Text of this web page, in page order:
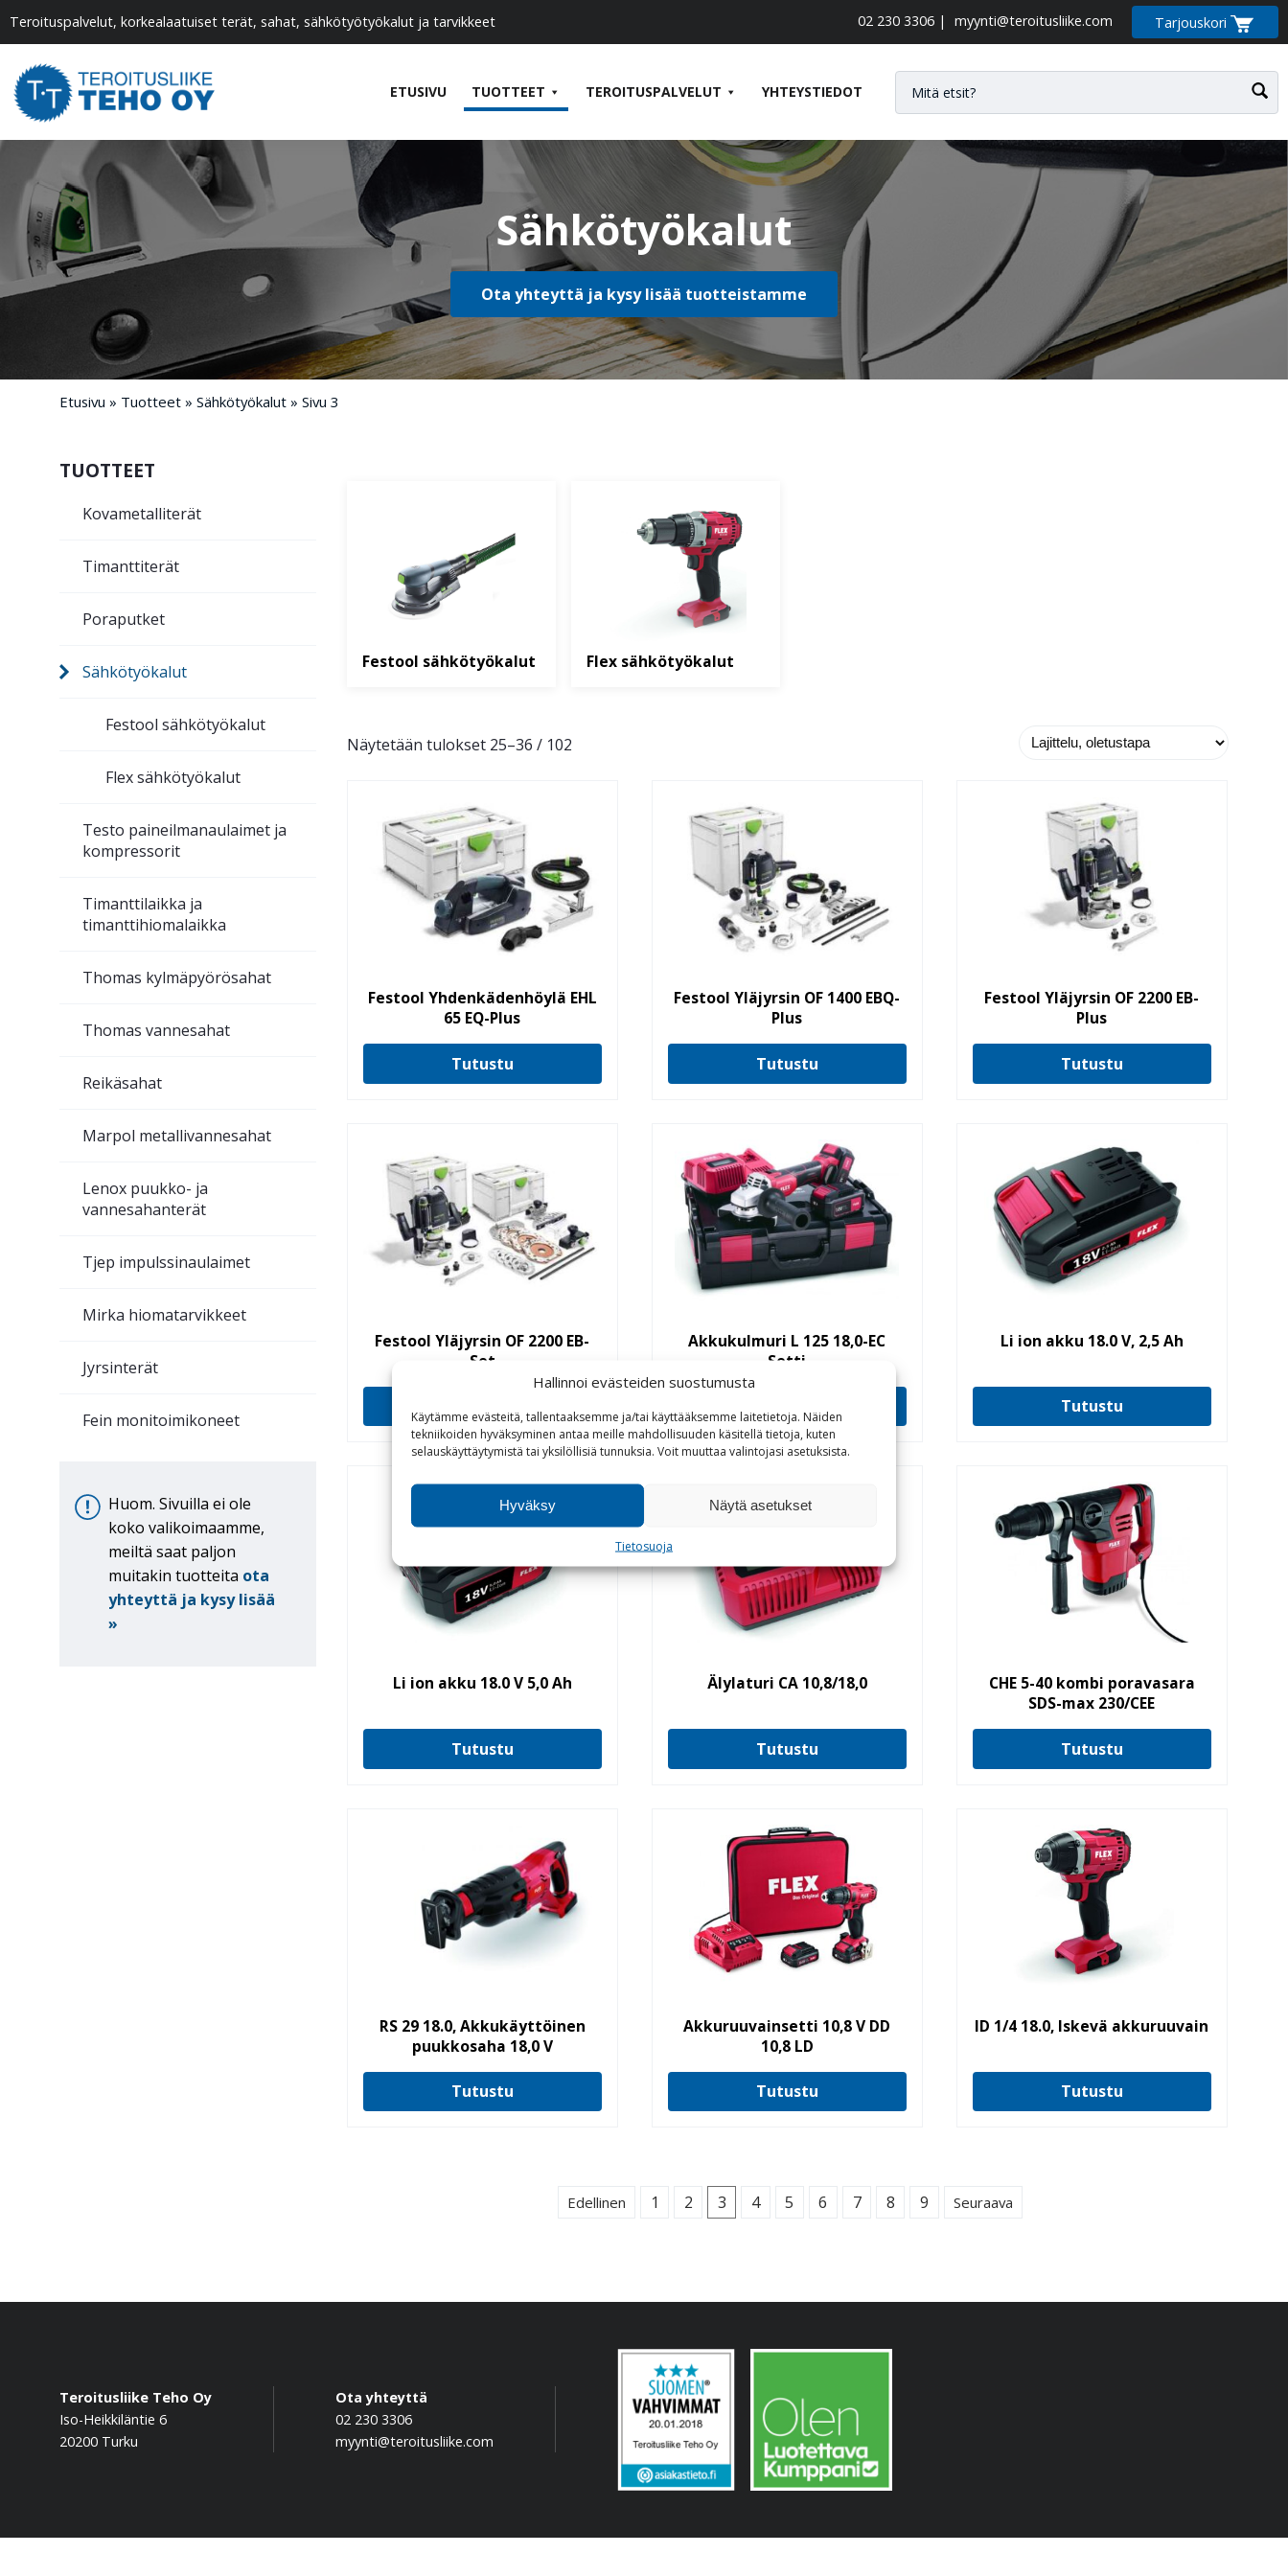
Hallinnoi evästeiden suostumusta
Käytämme evästeitä, tallentaaksemme ja/tai käyttääksemme laitetietoja. Näiden
tekniikoiden hyväksyminen antaa meille mahdollisuuden käsitellä tietoja, kuten
selauskäyttäytymistä tai yksilöllisiä tunnuksia. Voit muuttaa valintojasi asetuksista.
Hyväksy Näytä asetukset
Tietosuoja
Teroituspalvelut, korkealaatuiset terät, sahat, sähkötyötyökalut ja tarvikkeet 02 230 3306 | myynti@teroitusliike.com Tarjouskori
ETUSIVU TUOTTEET TEROITUSPALVELUT YHTEYSTIEDOT
Sähkötyökalut
Ota yhteyttä ja kysy lisää tuotteistamme
Etusivu » Tuotteet » Sähkötyökalut » Sivu 3
TUOTTEET
Kovametalliterät
Timanttiterät
Poraputket
Sähkötyökalut
Festool sähkötyökalut
Flex sähkötyökalut
Testo paineilmanaulaimet ja
kompressorit
Timanttilaikka ja
timanttihiomalaikka
Thomas kylmäpyörösahat
Thomas vannesahat
Reikäsahat
Marpol metallivannesahat
Lenox puukko- ja
vannesahanterät
Tjep impulssinaulaimet
Mirka hiomatarvikkeet
Jyrsinterät
Fein monitoimikoneet
Huom. Sivuilla ei ole
koko valikoimaamme,
meiltä saat paljon
muitakin tuotteita ota
yhteyttä ja kysy lisää
»
Festool sähkötyökalut Flex sähkötyökalut
Näytetään tulokset 25–36 / 102
Festool Yhdenkädenhöylä EHL
65 EQ-Plus
Tutustu
Festool Yläjyrsin OF 1400 EBQ-
Plus
Tutustu
Festool Yläjyrsin OF 2200 EB-
Plus
Tutustu
Festool Yläjyrsin OF 2200 EB-
Set
Akkukulmuri L 125 18,0-EC
Setti
Li ion akku 18.0 V, 2,5 Ah
Tutustu
Li ion akku 18.0 V 5,0 Ah
Tutustu
Älylaturi CA 10,8/18,0
Tutustu
CHE 5-40 kombi poravasara
SDS-max 230/CEE
Tutustu
RS 29 18.0, Akkukäyttöinen
puukkosaha 18,0 V
Tutustu
Akkuruuvainsetti 10,8 V DD
10,8 LD
Tutustu
ID 1/4 18.0, Iskevä akkuruuvain
Tutustu
Edellinen 1 2 3 4 5 6 7 8 9 Seuraava
Teroitusliike Teho Oy
Iso-Heikkiläntie 6
20200 Turku
Ota yhteyttä
02 230 3306
myynti@teroitusliike.com